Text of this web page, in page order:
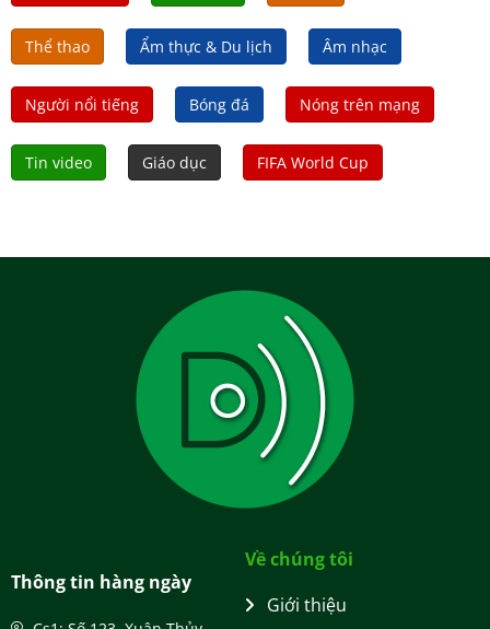
Thể thao Ẩm thực & Du lịch Âm nhạc
Người nổi tiếng Bóng đá Nóng trên mạng
Tin video Giáo dục FIFA World Cup
Thông tin hàng ngày
Về chúng tôi
Giới thiệu